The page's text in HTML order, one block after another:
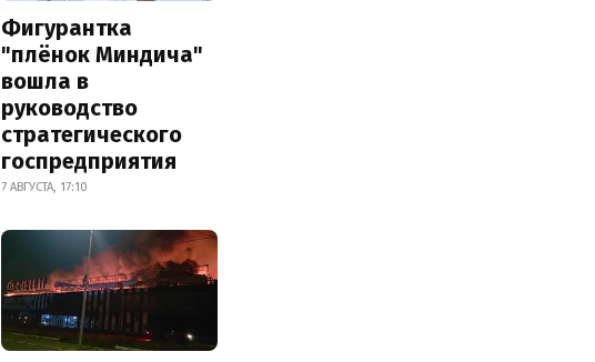
Фигурантка
"плёнок Миндича"
вошла в
руководство
стратегического
госпредприятия
7 АВГУСТА, 17:10